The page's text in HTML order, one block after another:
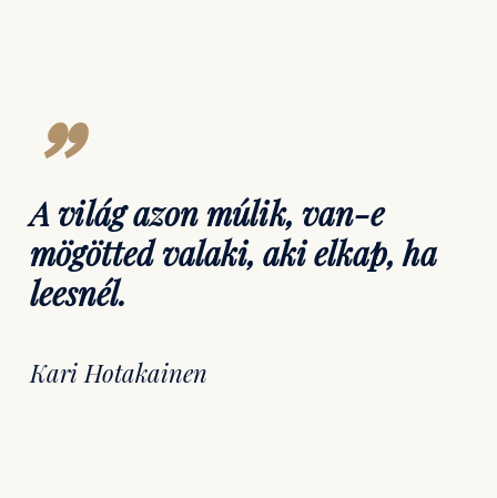
”
A világ azon múlik, van-e
mögötted valaki, aki elkap, ha
leesnél.
Kari Hotakainen